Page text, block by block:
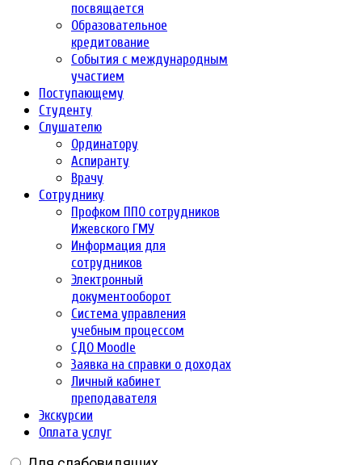
посвящается
Образовательное
кредитование
События с международным
участием
Поступающему
Студенту
Слушателю
Ординатору
Аспиранту
Врачу
Сотруднику
Профком ППО сотрудников
Ижевского ГМУ
Информация для
сотрудников
Электронный
документооборот
Система управления
учебным процессом
СДО Moodle
Заявка на справки о доходах
Личный кабинет
преподавателя
Экскурсии
Оплата услуг